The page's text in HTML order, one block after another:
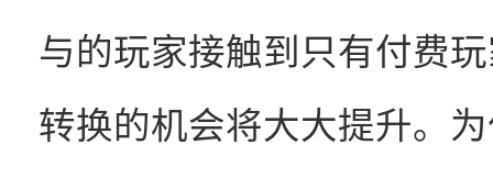
与的玩家接触到只有付费
转换的机会将大大提升。